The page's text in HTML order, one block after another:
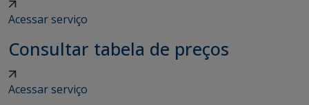
Acessar serviço
Consultar tabela de preços
Acessar serviço